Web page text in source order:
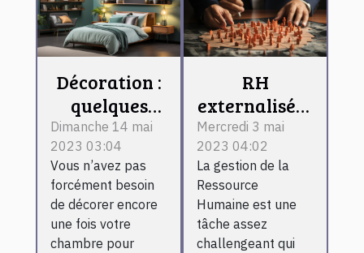
Décoration :
quelques
astuces pour
décorer à
bien votre
chambre
Dimanche 14 mai
2023 03:04
Vous n’avez pas
forcément besoin
de décorer encore
une fois votre
chambre pour
RH
externalisée :
comment
fonctionne-t-
il ?
Mercredi 3 mai
2023 04:02
La gestion de la
Ressource
Humaine est une
tâche assez
challengeant qui